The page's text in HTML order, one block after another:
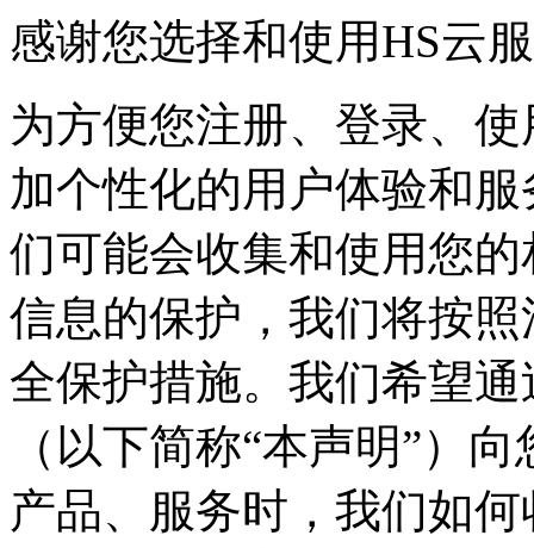
感谢您选择和使用HS云
为方便您注册、登录、
加个性化的用户体验和
们可能会收集和使用您
信息的保护，我们将按
全保护措施。我们希望
（以下简称“本声明”）
产品、服务时，我们如